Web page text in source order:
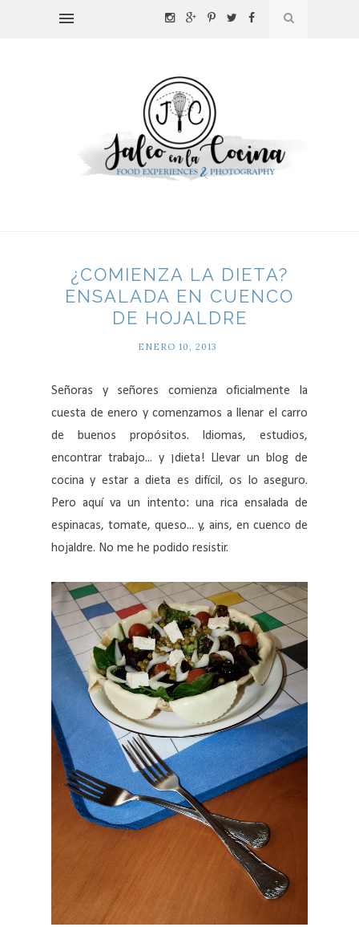
¿COMIENZA LA DIETA?
ENSALADA EN CUENCO
DE HOJALDRE
ENERO 10, 2013
Señoras y señores comienza oficialmente la
cuesta de enero y comenzamos a llenar el carro
de buenos propósitos. Idiomas, estudios,
encontrar trabajo... y ¡dieta! Llevar un blog de
cocina y estar a dieta es difícil, os lo aseguro.
Pero aquí va un intento: una rica ensalada de
espinacas, tomate, queso... y, ains, en cuenco de
hojaldre. No me he podido resistir.